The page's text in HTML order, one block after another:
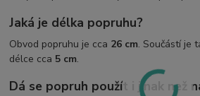
Jaká je délka popruhu?
Obvod popruhu je cca 26 cm. Součástí je
délce cca 5 cm.
Dá se popruh použít i jinak než